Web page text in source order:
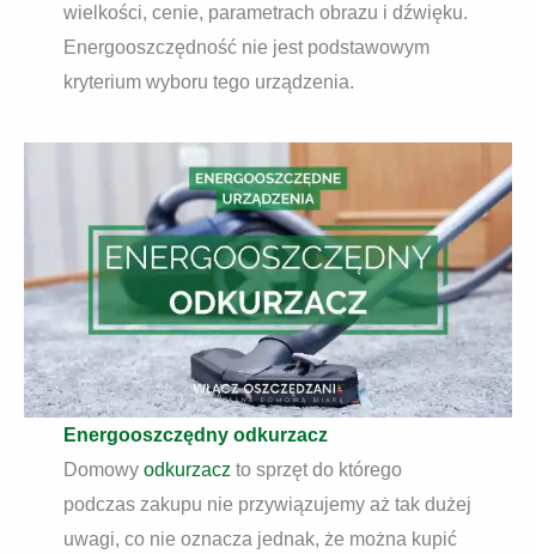
wielkości, cenie, parametrach obrazu i dźwięku.
Energooszczędność nie jest podstawowym
kryterium wyboru tego urządzenia.
Energooszczędny odkurzacz
Domowy odkurzacz to sprzęt do którego
podczas zakupu nie przywiązujemy aż tak dużej
uwagi, co nie oznacza jednak, że można kupić